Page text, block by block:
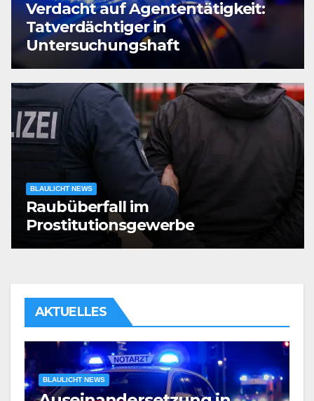
Verdacht auf Agententätigkeit:
Tatverdächtiger in
Untersuchungshaft
BLAULICHT NEWS
Raubüberfall im
Prostitutionsgewerbe
AKTUELLES
BLAULICHT NEWS